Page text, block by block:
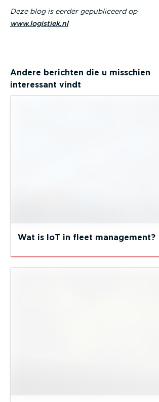
Deze blog is eerder gepubliceerd op
www.logistiek.nl
Andere berichten die u misschien
interessant vindt
Wat is IoT in fleet management?